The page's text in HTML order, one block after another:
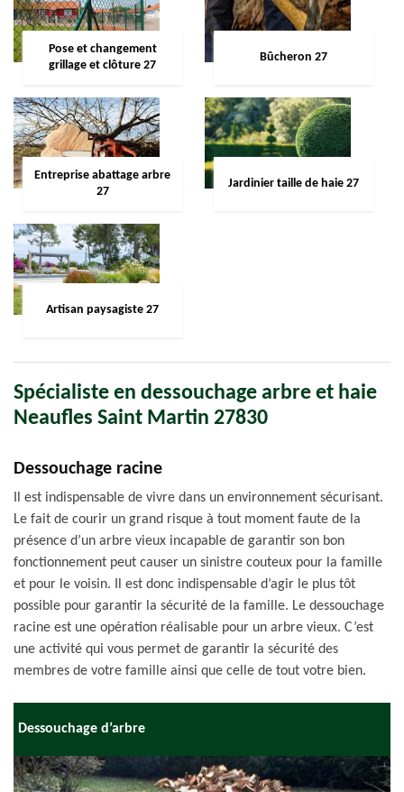
Pose et changement
grillage et clôture 27
Bûcheron 27
Entreprise abattage arbre
27
Jardinier taille de haie 27
Artisan paysagiste 27
Spécialiste en dessouchage arbre et haie
Neaufles Saint Martin 27830
Dessouchage racine
Il est indispensable de vivre dans un environnement sécurisant.
Le fait de courir un grand risque à tout moment faute de la
présence d’un arbre vieux incapable de garantir son bon
fonctionnement peut causer un sinistre couteux pour la famille
et pour le voisin. Il est donc indispensable d’agir le plus tôt
possible pour garantir la sécurité de la famille. Le dessouchage
racine est une opération réalisable pour un arbre vieux. C’est
une activité qui vous permet de garantir la sécurité des
membres de votre famille ainsi que celle de tout votre bien.
Dessouchage d’arbre